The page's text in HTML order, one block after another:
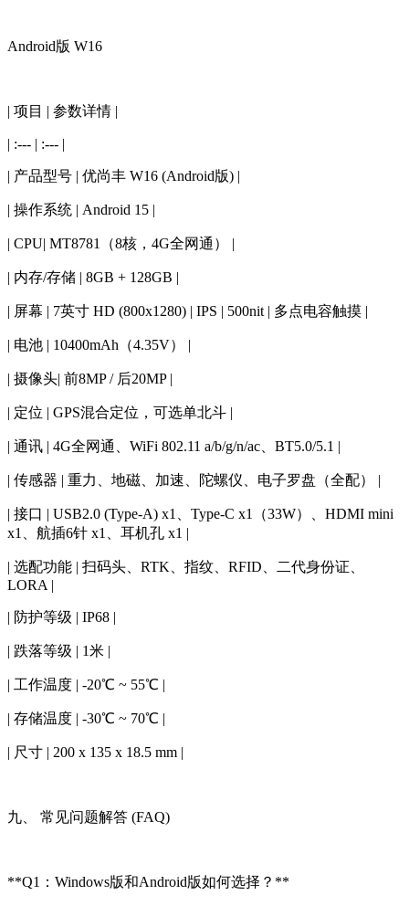
Android版 W16
| 项目 | 参数详情 |
| :--- | :--- |
| 产品型号 | 优尚丰 W16 (Android版) |
| 操作系统 | Android 15 |
| CPU| MT8781（8核，4G全网通） |
| 内存/存储 | 8GB + 128GB |
| 屏幕 | 7英寸 HD (800x1280) | IPS | 500nit | 多点电容触摸 |
| 电池 | 10400mAh（4.35V） |
| 摄像头| 前8MP / 后20MP |
| 定位 | GPS混合定位，可选单北斗 |
| 通讯 | 4G全网通、WiFi 802.11 a/b/g/n/ac、BT5.0/5.1 |
| 传感器 | 重力、地磁、加速、陀螺仪、电子罗盘（全配） |
| 接口 | USB2.0 (Type-A) x1、Type-C x1（33W）、HDMI mini
x1、航插6针 x1、耳机孔 x1 |
| 选配功能 | 扫码头、RTK、指纹、RFID、二代身份证、
LORA |
| 防护等级 | IP68 |
| 跌落等级 | 1米 |
| 工作温度 | -20℃ ~ 55℃ |
| 存储温度 | -30℃ ~ 70℃ |
| 尺寸 | 200 x 135 x 18.5 mm |
九、 常见问题解答 (FAQ)
**Q1：Windows版和Android版如何选择？**